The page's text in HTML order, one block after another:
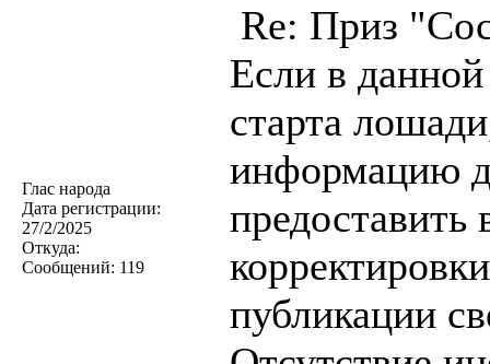
Глас народа
Дата регистрации:
27/2/2025
Откуда:
Сообщений: 119
Re: Приз
Если в
старта
информацию
предоставить
публикации